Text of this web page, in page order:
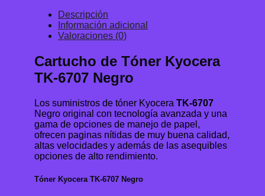
Descripción
Información adicional
Valoraciones (0)
Cartucho de Tóner Kyocera
TK-6707 Negro
Los suministros de tóner Kyocera TK-6707
Negro original con tecnología avanzada y una
gama de opciones de manejo de papel,
ofrecen paginas nítidas de muy buena calidad,
altas velocidades y además de las asequibles
opciones de alto rendimiento.
Tóner Kyocera TK-6707 Negro